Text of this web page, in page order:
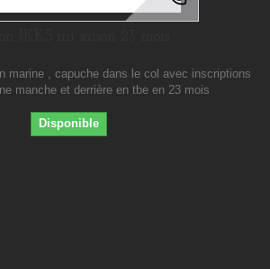
marine , capuche dans le col avec inscriptions
manche et derrière en tbe en 23 mois
Disponible